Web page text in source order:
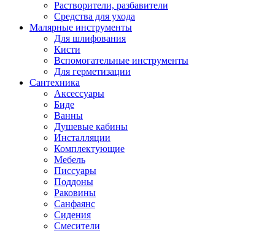
Растворители, разбавители
Средства для ухода
Малярные инструменты
Для шлифования
Кисти
Вспомогательные инструменты
Для герметизации
Сантехника
Аксессуары
Биде
Ванны
Душевые кабины
Инсталляции
Комплектующие
Мебель
Писсуары
Поддоны
Раковины
Санфаянс
Сидения
Смесители